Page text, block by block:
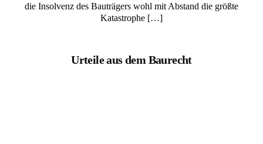
die Insolvenz des Bauträgers wohl mit Abstand die größte
Katastrophe […]
Urteile aus dem Baurecht